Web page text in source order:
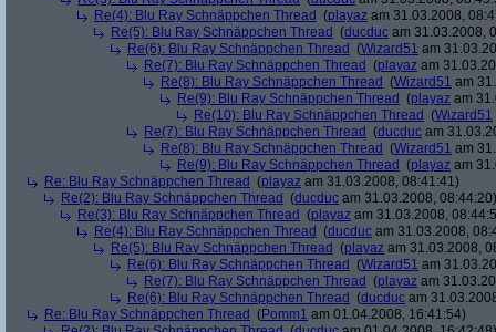
Re(4): Blu Ray Schnäppchen Thread (playaz am 31.03.2008,
Re(5): Blu Ray Schnäppchen Thread (ducduc am 31.03.2008,
Re(6): Blu Ray Schnäppchen Thread (Wizard51 am
Re(7): Blu Ray Schnäppchen Thread (playaz am
Re(8): Blu Ray Schnäppchen Thread (Wizard51 am
Re(9): Blu Ray Schnäppchen Thread (playaz am
Re(10): Blu Ray Schnäppchen Thread (Wizard51
Re(7): Blu Ray Schnäppchen Thread (ducduc am
Re(8): Blu Ray Schnäppchen Thread (Wizard51 am
Re(9): Blu Ray Schnäppchen Thread (playaz am
Re: Blu Ray Schnäppchen Thread (playaz am 31.03.2008, 08:41:41)
Re(2): Blu Ray Schnäppchen Thread (ducduc am 31.03.2008, 08:44:20)
Re(3): Blu Ray Schnäppchen Thread (playaz am 31.03.2008,
Re(4): Blu Ray Schnäppchen Thread (ducduc am 31.03.2008,
Re(5): Blu Ray Schnäppchen Thread (playaz am 31.03.2008,
Re(6): Blu Ray Schnäppchen Thread (Wizard51 am
Re(7): Blu Ray Schnäppchen Thread (playaz am
Re(6): Blu Ray Schnäppchen Thread (ducduc am
Re: Blu Ray Schnäppchen Thread (Pomm1 am 01.04.2008, 16:41:54)